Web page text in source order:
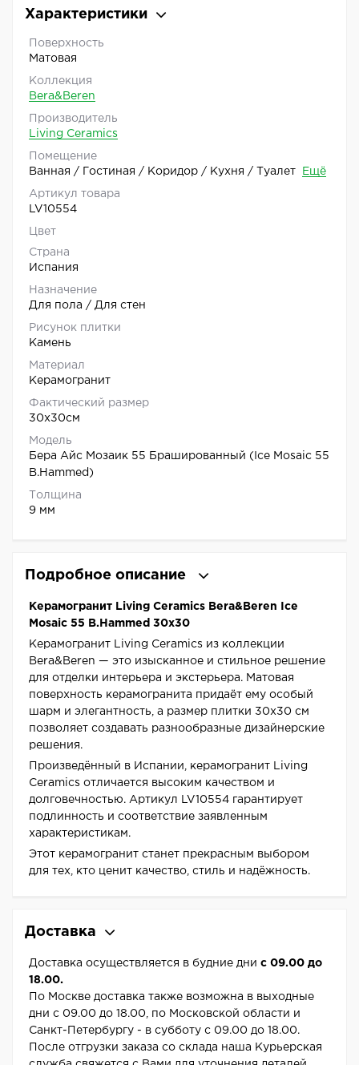
Характеристики
Поверхность
Матовая
Коллекция
Bera&Beren
Производитель
Living Ceramics
Помещение
Ванная / Гостиная / Коридор / Кухня / Туалет
Ещё
Артикул товара
LV10554
Цвет
Страна
Испания
Назначение
Для пола / Для стен
Рисунок плитки
Камень
Материал
Керамогранит
Фактический размер
30x30см
Модель
Бера Айс Мозаик 55 Брашированный (Ice Mosaic 55
B.Hammed)
Толщина
9 мм
Подробное описание
Керамогранит Living Ceramics Bera&Beren Ice
Mosaic 55 B.Hammed 30x30
Керамогранит Living Ceramics из коллекции
Bera&Beren — это изысканное и стильное решение
для отделки интерьера и экстерьера. Матовая
поверхность керамогранита придаёт ему особый
шарм и элегантность, а размер плитки 30x30 см
позволяет создавать разнообразные дизайнерские
решения.
Произведённый в Испании, керамогранит Living
Ceramics отличается высоким качеством и
долговечностью. Артикул LV10554 гарантирует
подлинность и соответствие заявленным
характеристикам.
Этот керамогранит станет прекрасным выбором
для тех, кто ценит качество, стиль и надёжность.
Доставка
Доставка осуществляется в будние дни с 09.00 до
18.00.
По Москве доставка также возможна в выходные
дни с 09.00 до 18.00, по Московской области и
Санкт-Петербургу - в субботу с 09.00 до 18.00.
После отгрузки заказа со склада наша Курьерская